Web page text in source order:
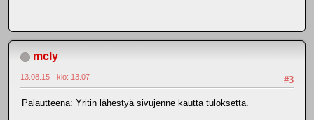
mcly
#3
13.08.15 - klo: 13.07
Palautteena: Yritin lähestyä sivujenne kautta tuloksetta.